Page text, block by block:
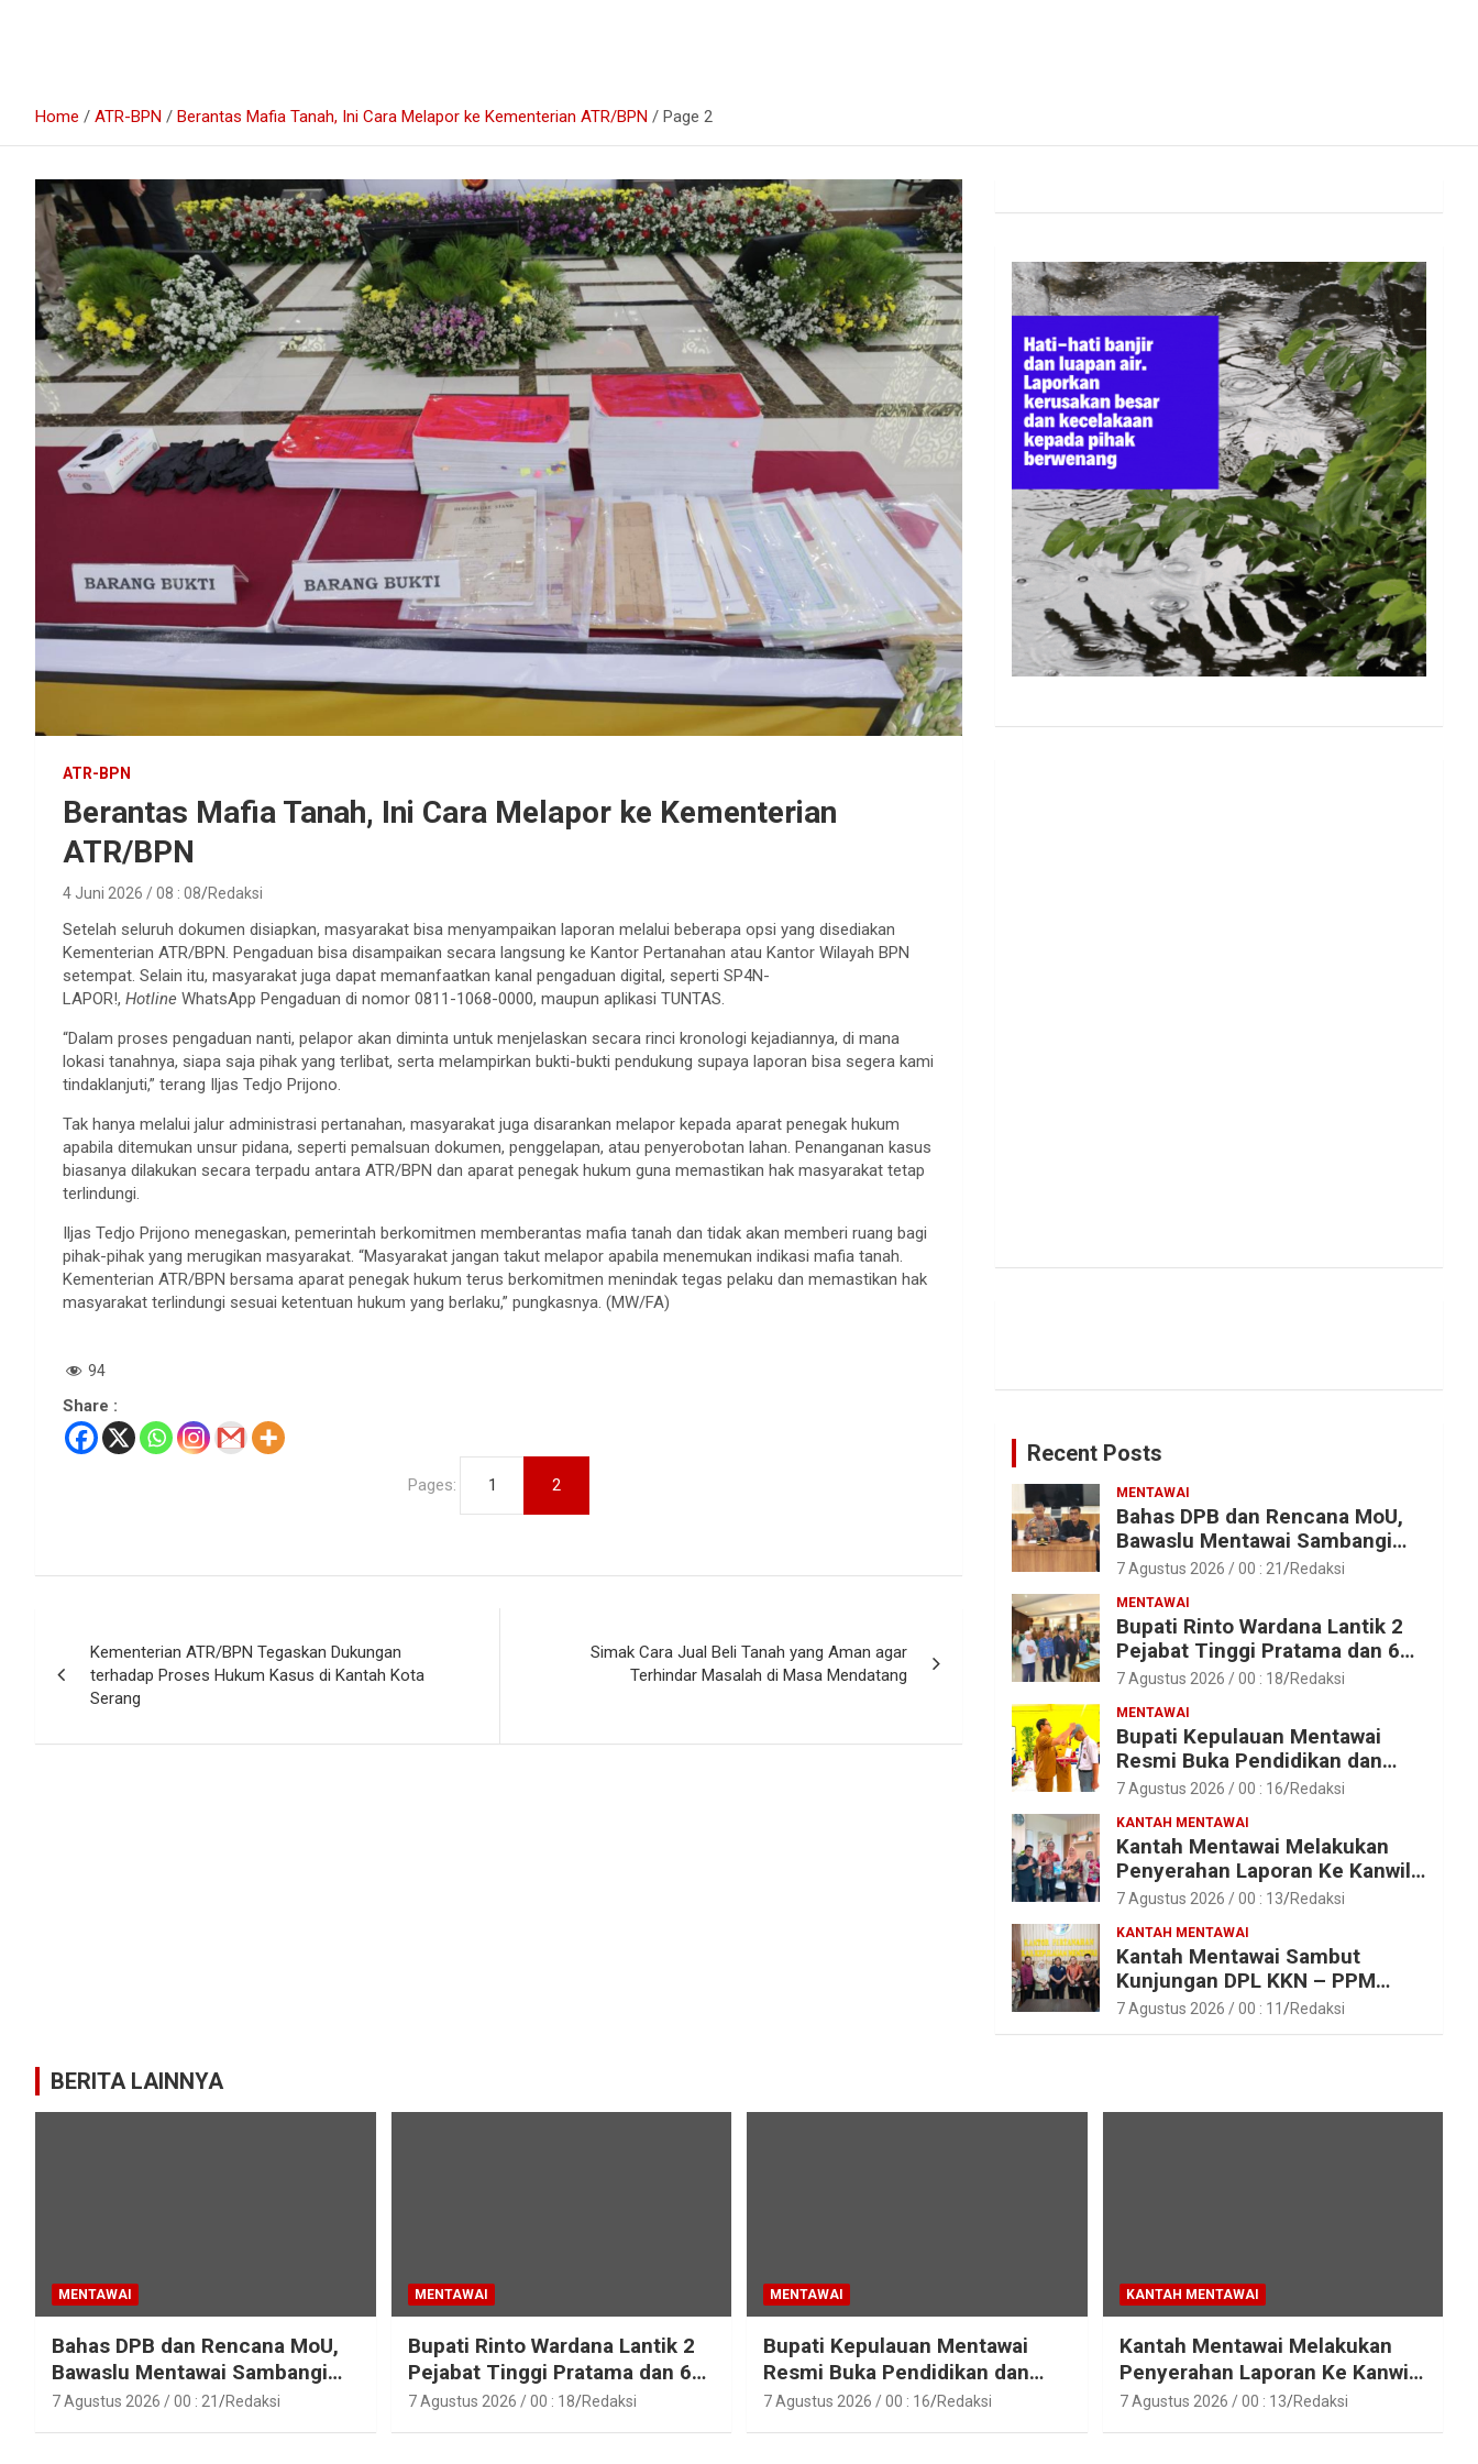
Home ATR-BPN Berantas Mafia Tanah, Ini Cara Melapor ke Kementerian ATR/BPN Page 2
ATR-BPN
Berantas Mafia Tanah, Ini Cara Melapor ke Kementerian
ATR/BPN
4 Juni 2026 / 08 : 08 Redaksi
Setelah seluruh dokumen disiapkan, masyarakat bisa menyampaikan laporan melalui beberapa opsi yang disediakan
Kementerian ATR/BPN. Pengaduan bisa disampaikan secara langsung ke Kantor Pertanahan atau Kantor Wilayah BPN
setempat. Selain itu, masyarakat juga dapat memanfaatkan kanal pengaduan digital, seperti SP4N-
LAPOR!, Hotline WhatsApp Pengaduan di nomor 0811-1068-0000, maupun aplikasi TUNTAS.
“Dalam proses pengaduan nanti, pelapor akan diminta untuk menjelaskan secara rinci kronologi kejadiannya, di mana
lokasi tanahnya, siapa saja pihak yang terlibat, serta melampirkan bukti-bukti pendukung supaya laporan bisa segera kami
tindaklanjuti,” terang Iljas Tedjo Prijono.
Tak hanya melalui jalur administrasi pertanahan, masyarakat juga disarankan melapor kepada aparat penegak hukum
apabila ditemukan unsur pidana, seperti pemalsuan dokumen, penggelapan, atau penyerobotan lahan. Penanganan kasus
biasanya dilakukan secara terpadu antara ATR/BPN dan aparat penegak hukum guna memastikan hak masyarakat tetap
terlindungi.
Iljas Tedjo Prijono menegaskan, pemerintah berkomitmen memberantas mafia tanah dan tidak akan memberi ruang bagi
pihak-pihak yang merugikan masyarakat. “Masyarakat jangan takut melapor apabila menemukan indikasi mafia tanah.
Kementerian ATR/BPN bersama aparat penegak hukum terus berkomitmen menindak tegas pelaku dan memastikan hak
masyarakat terlindungi sesuai ketentuan hukum yang berlaku,” pungkasnya. (MW/FA)
94
Share :
Pages: 1 2
pos
Kementerian ATR/BPN Tegaskan Dukungan
terhadap Proses Hukum Kasus di Kantah Kota
Serang
Simak Cara Jual Beli Tanah yang Aman agar
Terhindar Masalah di Masa Mendatang
Recent Posts
MENTAWAI
Bahas DPB dan Rencana MoU,
Bawaslu Mentawai Sambangi
Polres Mentawai
7 Agustus 2026 / 00 : 21 Redaksi
MENTAWAI
Bupati Rinto Wardana Lantik 2
Pejabat Tinggi Pratama dan 6
Pejabat Fungsional di
Mentawai
7 Agustus 2026 / 00 : 18 Redaksi
MENTAWAI
Bupati Kepulauan Mentawai
Resmi Buka Pendidikan dan
Pelatihan Calon Paskibraka
7 Agustus 2026 / 00 : 16 Redaksi
KANTAH MENTAWAI
Kantah Mentawai Melakukan
Penyerahan Laporan Ke Kanwil
Kemen ATR/BPN RI Sumbar
7 Agustus 2026 / 00 : 13 Redaksi
KANTAH MENTAWAI
Kantah Mentawai Sambut
Kunjungan DPL KKN – PPM
Unand
7 Agustus 2026 / 00 : 11 Redaksi
BERITA LAINNYA
MENTAWAI
Bahas DPB dan Rencana MoU,
Bawaslu Mentawai Sambangi
Polres Mentawai
7 Agustus 2026 / 00 : 21 Redaksi
MENTAWAI
Bupati Rinto Wardana Lantik 2
Pejabat Tinggi Pratama dan 6
Pejabat Fungsional di
7 Agustus 2026 / 00 : 18 Redaksi
MENTAWAI
Bupati Kepulauan Mentawai
Resmi Buka Pendidikan dan
Pelatihan Calon Paskibraka
7 Agustus 2026 / 00 : 16 Redaksi
KANTAH MENTAWAI
Kantah Mentawai Melakukan
Penyerahan Laporan Ke Kanwil
Kemen ATR/BPN RI Sumbar
7 Agustus 2026 / 00 : 13 Redaksi